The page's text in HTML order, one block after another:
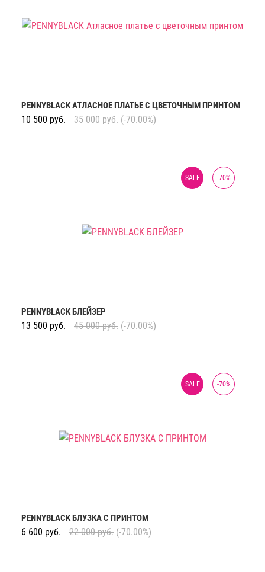
PENNYBLACK АТЛАСНОЕ ПЛАТЬЕ С ЦВЕТОЧНЫМ ПРИНТОМ
10 500 руб. 35 000 руб. (-70.00%)
-70%
SALE
PENNYBLACK БЛЕЙЗЕР
13 500 руб. 45 000 руб. (-70.00%)
-70%
SALE
PENNYBLACK БЛУЗКА С ПРИНТОМ
6 600 руб. 22 000 руб. (-70.00%)